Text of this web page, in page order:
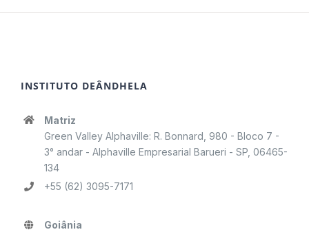
INSTITUTO DEÂNDHELA
Matriz
Green Valley Alphaville: R. Bonnard, 980 - Bloco 7 -
3° andar - Alphaville Empresarial Barueri - SP, 06465-
134
+55 (62) 3095-7171
Goiânia